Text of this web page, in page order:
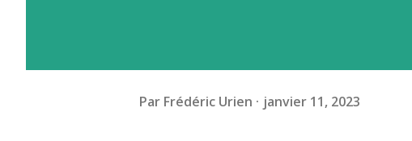
Par Frédéric Urien janvier 11, 2023